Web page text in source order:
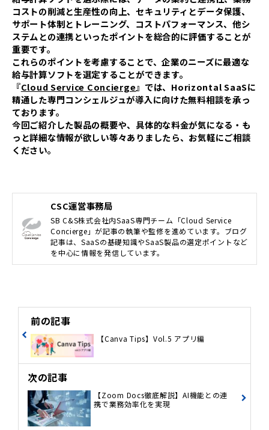
コストの削減と生産性の向上、セキュリティとデータ保護、
サポート体制とトレーニング、コストパフォーマンス、他シ
ステムとの連携といったポイントを総合的に評価することが
重要です。
これらのポイントを考慮することで、企業のニーズに最適な
給与計算ソフトを選定することができます。
『Cloud Service Concierge』では、Horizontal SaaSに
精通した専門コンシェルジュが導入に向けた無料相談を承っ
ております。
今回ご紹介した製品の概要や、具体的な料金が気になる・も
っと詳細な情報が欲しい等々ありましたら、お気軽にご相談
ください。
CSC運営事務局
SB C&S株式会社内SaaS専門チーム「Cloud Service
Concierge」が記事の執筆や監修を進めています。ブログ
記事は、SaaSの基礎知識やSaaS製品の選定ポイントなど
を中心に情報を発信しています。
前の記事
【Canva Tips】Vol.5 アプリ編
次の記事
【Zoom Docs徹底解説】AI機能との連
携で業務効率化を実現